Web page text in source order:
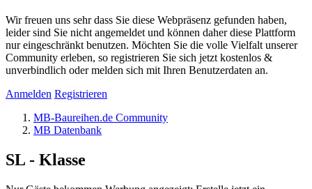
Wir freuen uns sehr dass Sie diese Webpräsenz gefunden haben,
leider sind Sie nicht angemeldet und können daher diese Plattform
nur eingeschränkt benutzen. Möchten Sie die volle Vielfalt unserer
Community erleben, so registrieren Sie sich jetzt kostenlos &
unverbindlich oder melden sich mit Ihren Benutzerdaten an.
Anmelden Registrieren
MB-Baureihen.de Community
MB Datenbank
SL - Klasse